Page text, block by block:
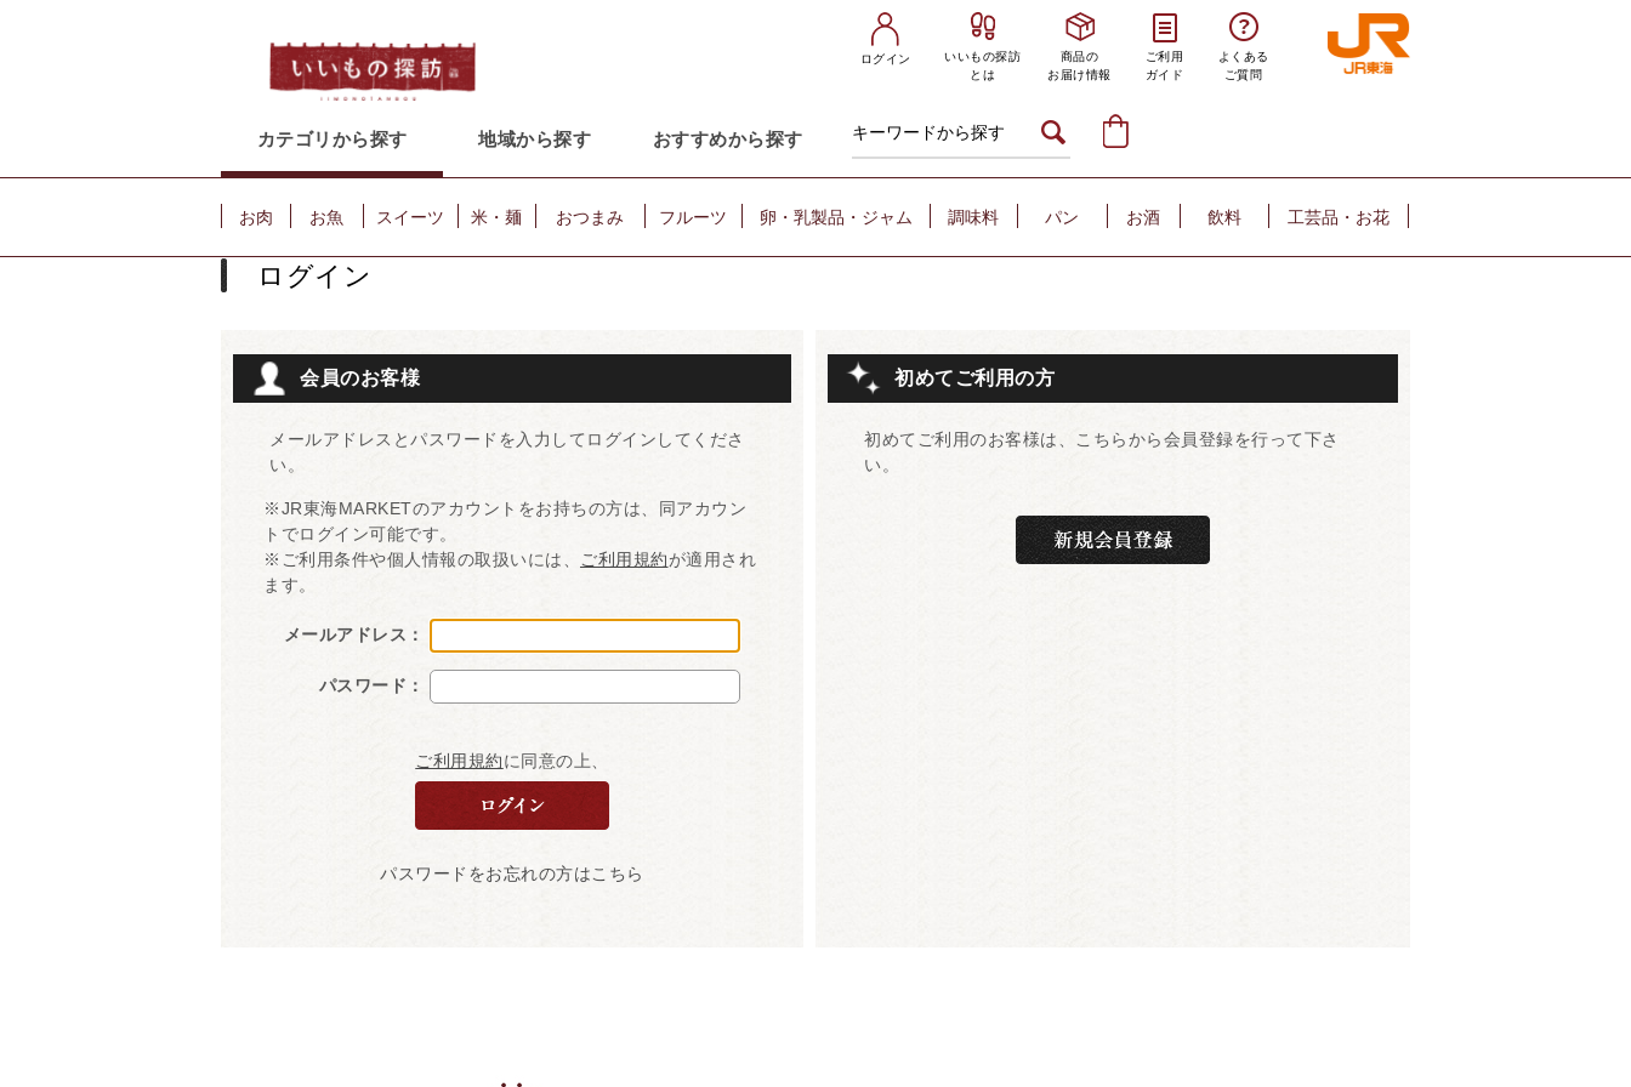
ログイン
いいもの探訪
とは
商品の
お届け情報
ご利用
ガイド
よくある
ご質問
カテゴリから探す 地域から探す おすすめから探す
お肉 お魚 スイーツ 米・麺 おつまみ フルーツ 卵・乳製品・ジャム 調味料 パン お酒 飲料 工芸品・お花
ログイン
会員のお客様
メールアドレスとパスワードを入力してログインしてくださ
い。
※JR東海MARKETのアカウントをお持ちの方は、同アカウン
トでログイン可能です。
※ご利用条件や個人情報の取扱いには、
ご利用規約が適用され
ます。
メールアドレス：
パスワード：
ご利用規約に同意の上、
パスワードをお忘れの方はこちら
初めてご利用の方
初めてご利用のお客様は、こちらから会員登録を行って下さ
い。